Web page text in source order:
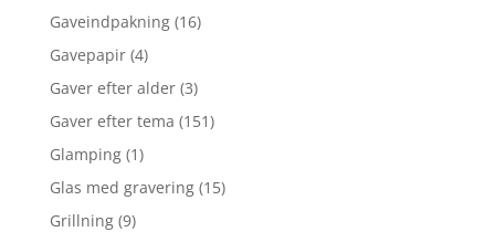
Gaveindpakning (16)
Gavepapir (4)
Gaver efter alder (3)
Gaver efter tema (151)
Glamping (1)
Glas med gravering (15)
Grillning (9)